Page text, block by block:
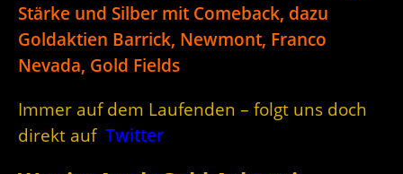
Stärke und Silber mit Comeback, dazu
Goldaktien Barrick, Newmont, Franco
Nevada, Gold Fields
Immer auf dem Laufenden – folgt uns doch
direkt auf Twitter